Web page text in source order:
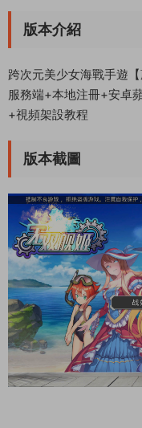
版本介紹
跨次元美少女海戰手遊
服務端+本地注冊+安卓
+視頻架設教程
版本截圖